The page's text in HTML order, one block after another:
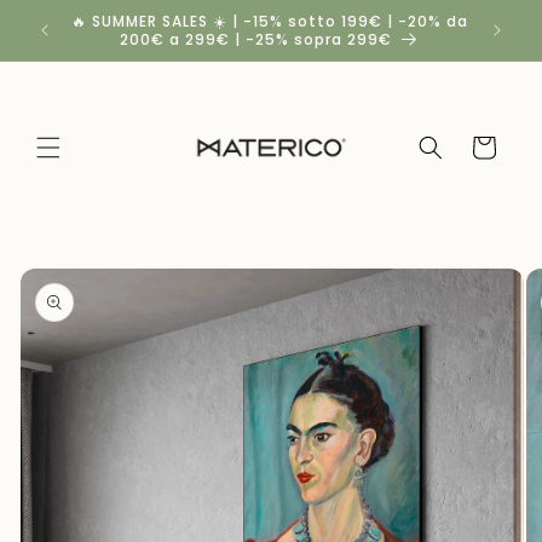
direttamente
ai contenuti
🔥 SUMMER SALES ☀️ | -15% sotto 199€ | -20% da
200€ a 299€ | -25% sopra 299€
Carrello
informazioni
sul
prodotto